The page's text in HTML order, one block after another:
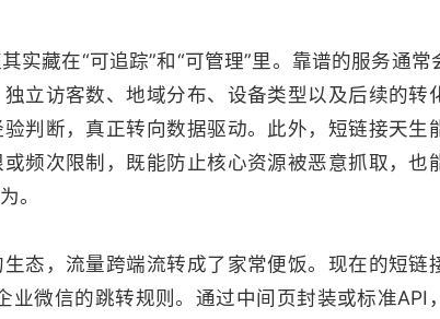
实藏在“可追踪”和“可管理”里。靠谱的服务通
立访客数、地域分布、设备类型以及后续的转
判断，真正转向数据驱动。此外，短链接天生
频次限制，既能防止核心资源被恶意抓取，也
。
态，流量跨端流转成了家常便饭。现在的短链
业微信的跳转规则。通过中间页封装或标准API